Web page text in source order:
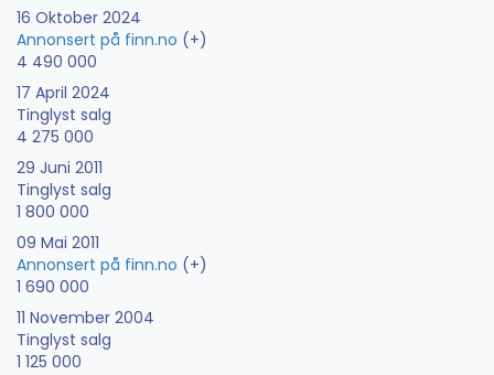
16 Oktober 2024
Annonsert på finn.no (+)
4 490 000
17 April 2024
Tinglyst salg
4 275 000
29 Juni 2011
Tinglyst salg
1 800 000
09 Mai 2011
Annonsert på finn.no (+)
1 690 000
11 November 2004
Tinglyst salg
1 125 000